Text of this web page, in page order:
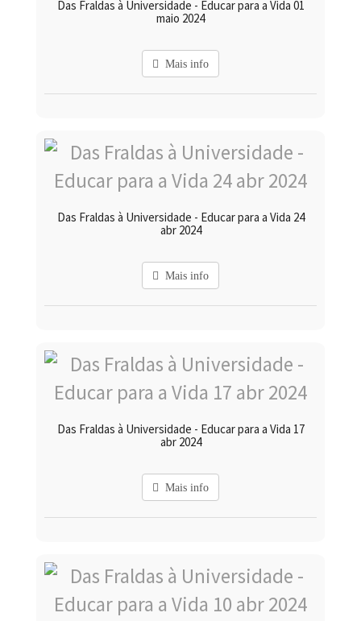
Das Fraldas à Universidade - Educar para a Vida 01
maio 2024
Mais info
Das Fraldas à Universidade - Educar para a Vida 24
abr 2024
Mais info
Das Fraldas à Universidade - Educar para a Vida 17
abr 2024
Mais info